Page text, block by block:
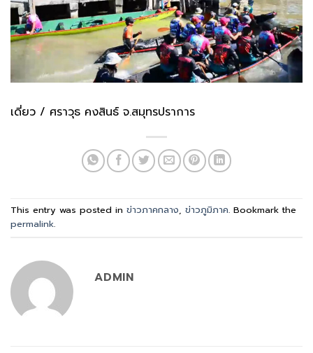
เดี่ยว / ศราวุธ คงสินธ์ จ.สมุทรปราการ
This entry was posted in ข่าวภาคกลาง, ข่าวภูมิภาค. Bookmark the
permalink.
ADMIN